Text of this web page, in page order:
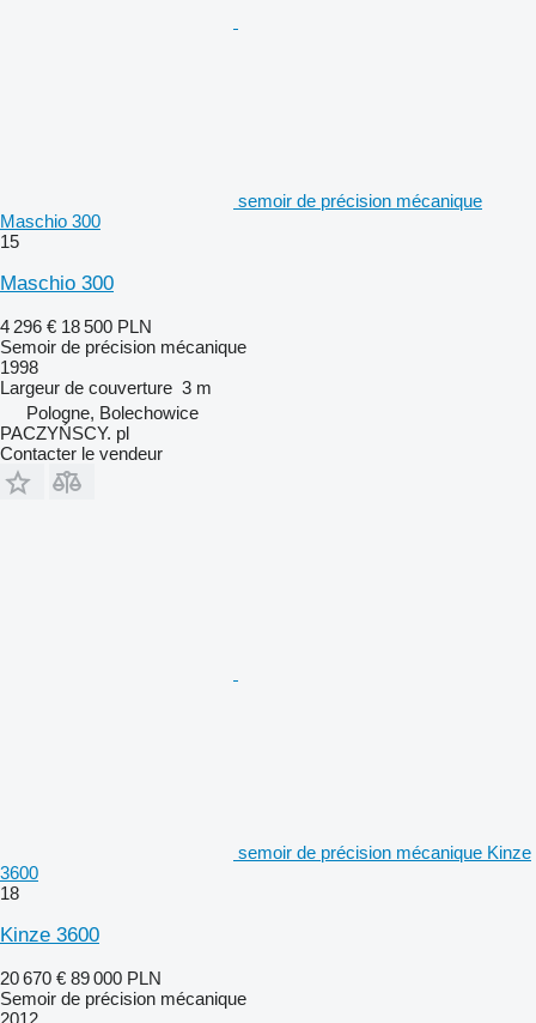
semoir de précision mécanique
Maschio 300
15
Maschio 300
4 296 € 18 500 PLN
Semoir de précision mécanique
1998
Largeur de couverture 3 m
Pologne, Bolechowice
PACZYŃSCY. pl
Contacter le vendeur
semoir de précision mécanique Kinze
3600
18
Kinze 3600
20 670 € 89 000 PLN
Semoir de précision mécanique
2012